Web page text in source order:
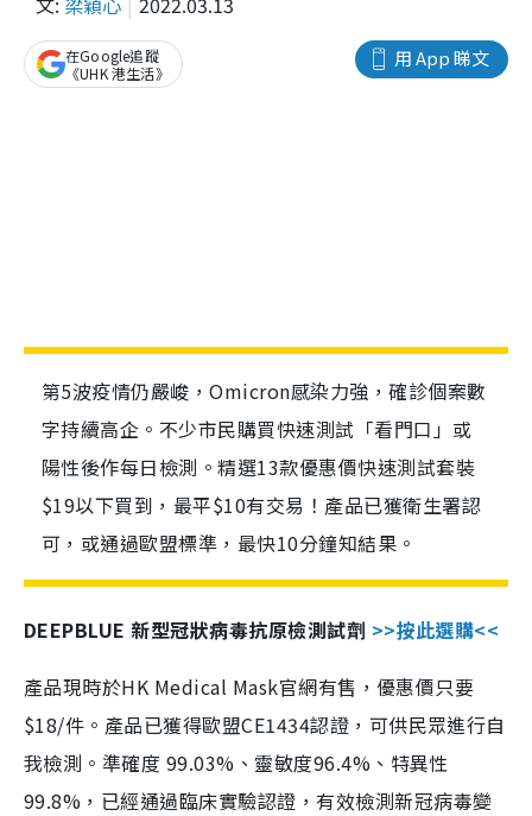
用 App 睇文
在Google追蹤
《UHK 港生活》
第5波疫情仍嚴峻，Omicron感染力強，確診個案數
字持續高企。不少市民購買快速測試「看門口」或
陽性後作每日檢測。精選13款優惠價快速測試套裝
$19以下買到，最平$10有交易！產品已獲衛生署認
可，或通過歐盟標準，最快10分鐘知結果。
DEEPBLUE 新型冠狀病毒抗原檢測試劑 >>按此選購<<
產品現時於HK Medical Mask官網有售，優惠價只要
$18/件。產品已獲得歐盟CE1434認證，可供民眾進行自
我檢測。準確度 99.03%、靈敏度96.4%、特異性
99.8%，已經通過臨床實驗認證，有效檢測新冠病毒變